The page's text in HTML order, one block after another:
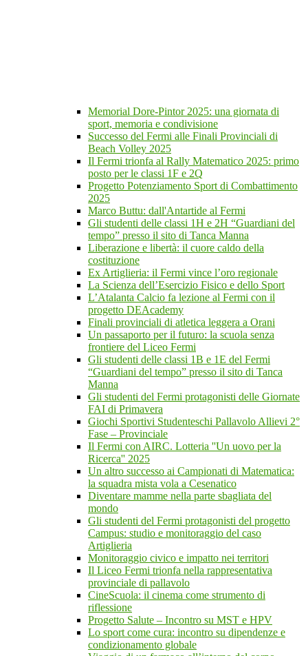
Memorial Dore-Pintor 2025: una giornata di
sport, memoria e condivisione
Successo del Fermi alle Finali Provinciali di
Beach Volley 2025
Il Fermi trionfa al Rally Matematico 2025: primo
posto per le classi 1F e 2Q
Progetto Potenziamento Sport di Combattimento
2025
Marco Buttu: dall'Antartide al Fermi
Gli studenti delle classi 1H e 2H “Guardiani del
tempo” presso il sito di Tanca Manna
Liberazione e libertà: il cuore caldo della
costituzione
Ex Artiglieria: il Fermi vince l’oro regionale
La Scienza dell’Esercizio Fisico e dello Sport
L’Atalanta Calcio fa lezione al Fermi con il
progetto DEAcademy
Finali provinciali di atletica leggera a Orani
Un passaporto per il futuro: la scuola senza
frontiere del Liceo Fermi
Gli studenti delle classi 1B e 1E del Fermi
“Guardiani del tempo” presso il sito di Tanca
Manna
Gli studenti del Fermi protagonisti delle Giornate
FAI di Primavera
Giochi Sportivi Studenteschi Pallavolo Allievi 2°
Fase – Provinciale
Il Fermi con AIRC. Lotteria ''Un uovo per la
Ricerca'' 2025
Un altro successo ai Campionati di Matematica:
la squadra mista vola a Cesenatico
Diventare mamme nella parte sbagliata del
mondo
Gli studenti del Fermi protagonisti del progetto
Campus: studio e monitoraggio del caso
Artiglieria
Monitoraggio civico e impatto nei territori
Il Liceo Fermi trionfa nella rappresentativa
provinciale di pallavolo
CineScuola: il cinema come strumento di
riflessione
Progetto Salute – Incontro su MST e HPV
Lo sport come cura: incontro su dipendenze e
condizionamento globale